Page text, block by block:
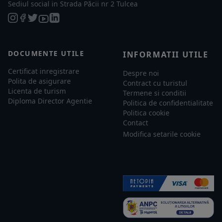
Sediul social in Strada Păcii nr 2 Tulcea
DOCUMENTE UTILE
Certificat inregistrare
Polita de asigurare
Licenta de turism
Diploma Director Agentie
INFORMATII UTILE
Despre noi
Contract cu turistul
Termene si conditii
Politica de confidentialitate
Politica cookie
Contact
Modifica setarile cookie